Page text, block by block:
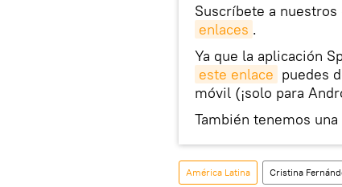
Suscríbete a nuestros
enlaces .
Ya que la aplicación
este enlace puedes
móvil (¡solo para
También tenemos una
América Latina Cristina